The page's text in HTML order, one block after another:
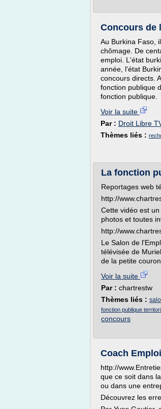
Concours de
Au Burkina Faso,
chômage. De
emploi. L'état
année, l'état
concours directs.
fonction publique
fonction publique.
Voir la suite
Par : Droit Libre
Thèmes liés :
La fonction
Reportages web
http://
Cette vidéo est
photos et toutes
http://
Le Salon de
télévisée de
de la petite
Voir la suite
Par : chartrestw
Thèmes liés :
fonction publique
concours
Coach
http://
que ce soit dans
ou dans une
Découvrez les